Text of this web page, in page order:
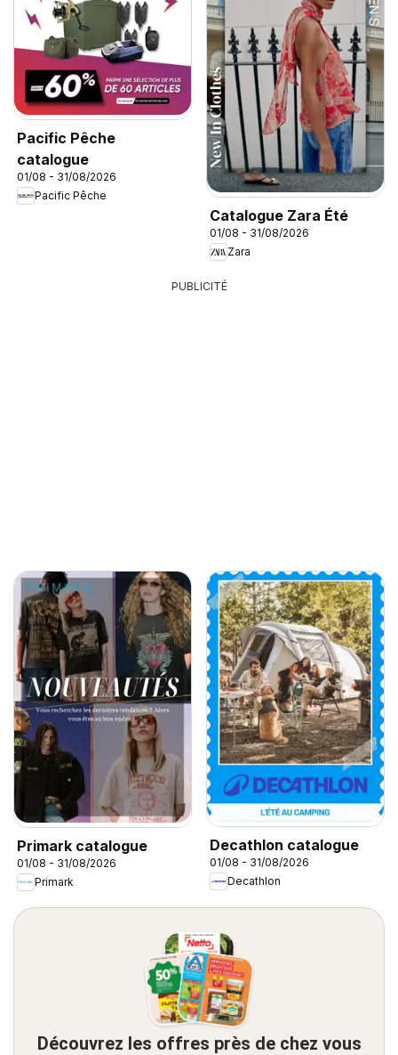
Pacific Pêche
catalogue
01/08 - 31/08/2026
Pacific Pêche
Catalogue Zara Été
01/08 - 31/08/2026
Zara
PUBLICITÉ
Primark catalogue
01/08 - 31/08/2026
Primark
Decathlon catalogue
01/08 - 31/08/2026
Decathlon
Découvrez les offres près de chez vous